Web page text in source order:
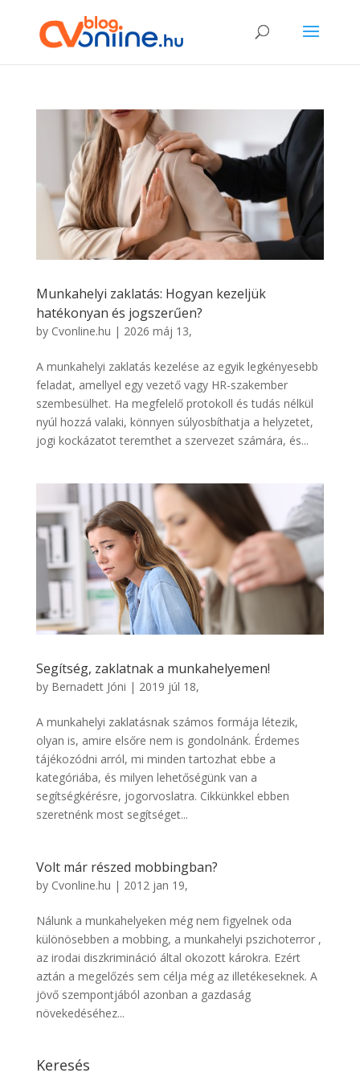
Munkahelyi zaklatás: Hogyan kezeljük
hatékonyan és jogszerűen?
by Cvonline.hu | 2026 máj 13,
A munkahelyi zaklatás kezelése az egyik legkényesebb
feladat, amellyel egy vezető vagy HR-szakember
szembesülhet. Ha megfelelő protokoll és tudás nélkül
nyúl hozzá valaki, könnyen súlyosbíthatja a helyzetet,
jogi kockázatot teremthet a szervezet számára, és...
Segítség, zaklatnak a munkahelyemen!
by Bernadett Jóni | 2019 júl 18,
A munkahelyi zaklatásnak számos formája létezik,
olyan is, amire elsőre nem is gondolnánk. Érdemes
tájékozódni arról, mi minden tartozhat ebbe a
kategóriába, és milyen lehetőségünk van a
segítségkérésre, jogorvoslatra. Cikkünkkel ebben
szeretnénk most segítséget...
Volt már részed mobbingban?
by Cvonline.hu | 2012 jan 19,
Nálunk a munkahelyeken még nem figyelnek oda
különösebben a mobbing, a munkahelyi pszichoterror ,
az irodai diszkrimináció által okozott károkra. Ezért
aztán a megelőzés sem célja még az illetékeseknek. A
jövő szempontjából azonban a gazdaság
növekedéséhez...
Keresés